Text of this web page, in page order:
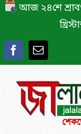
Skip
content
আজ ২৪শে